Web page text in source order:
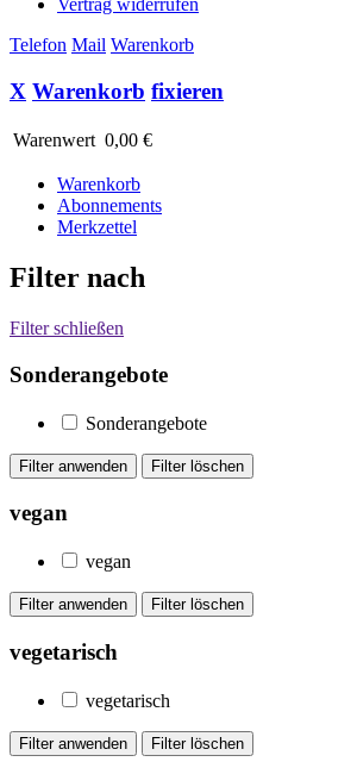
Vertrag widerrufen
Telefon Mail Warenkorb
X Warenkorb fixieren
Warenwert 0,00 €
Warenkorb
Abonnements
Merkzettel
Filter nach
Filter schließen
Sonderangebote
Sonderangebote
vegan
vegan
vegetarisch
vegetarisch